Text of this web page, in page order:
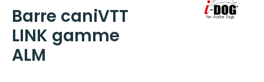
Barre caniVTT
LINK gamme
ALM